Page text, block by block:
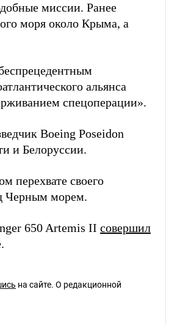
миссии. Ранее
моря около Крыма, а
альянса
спецоперации».
Boeing Poseidon
и Белоруссии.
перехвате своего
Черным морем.
650 Artemis II совершил
на сайте. О редакционной